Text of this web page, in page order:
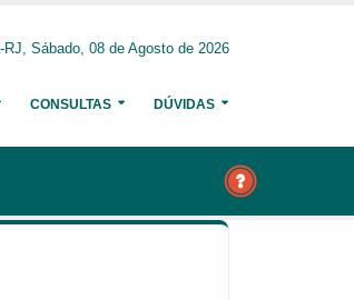
Sábado, 08 de Agosto de 2026
CONSULTAS DÚVIDAS